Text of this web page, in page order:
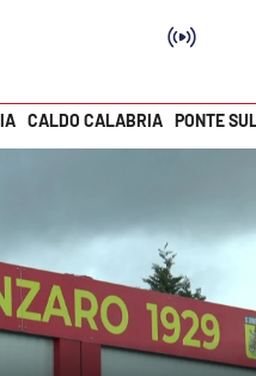
CALDO CALABRIA PONTE